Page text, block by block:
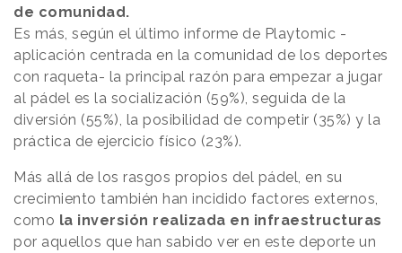
de comunidad.
Es más, según el último informe de Playtomic -
aplicación centrada en la comunidad de los deportes
con raqueta- la principal razón para empezar a jugar
al pádel es la socialización (59%), seguida de la
diversión (55%), la posibilidad de competir (35%) y la
práctica de ejercicio físico (23%).
Más allá de los rasgos propios del pádel, en su
crecimiento también han incidido factores externos,
como la inversión realizada en infraestructuras
por aquellos que han sabido ver en este deporte un